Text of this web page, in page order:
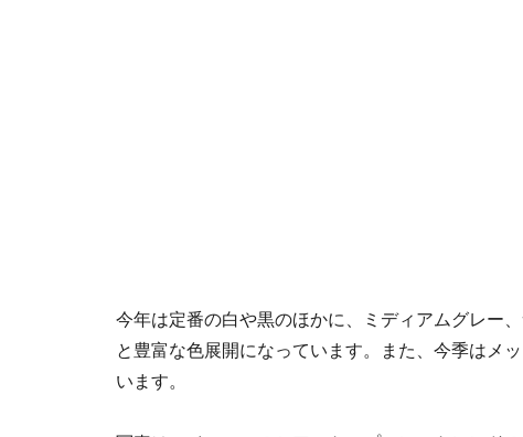
今年は定番の白や黒のほかに、ミディアムグレー
と豊富な色展開になっています。また、今季はメ
います。